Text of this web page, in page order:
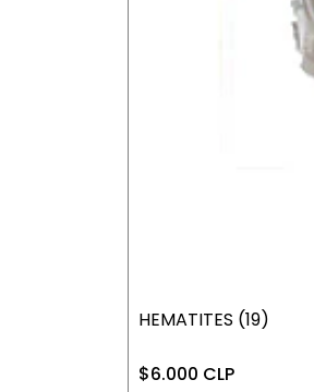
HEMATITES (19)
$6.000 CLP